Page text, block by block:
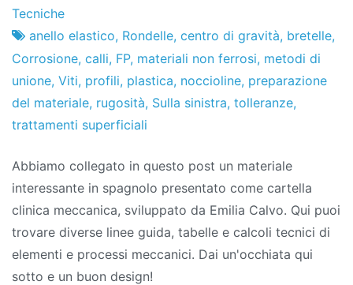
Tecniche
anello elastico, Rondelle, centro di gravità, bretelle,
Corrosione, calli, FP, materiali non ferrosi, metodi di
unione, Viti, profili, plastica, noccioline, preparazione
del materiale, rugosità, Sulla sinistra, tolleranze,
trattamenti superficiali
Abbiamo collegato in questo post un materiale
interessante in spagnolo presentato come cartella
clinica meccanica, sviluppato da Emilia Calvo. Qui puoi
trovare diverse linee guida, tabelle e calcoli tecnici di
elementi e processi meccanici. Dai un'occhiata qui
sotto e un buon design!